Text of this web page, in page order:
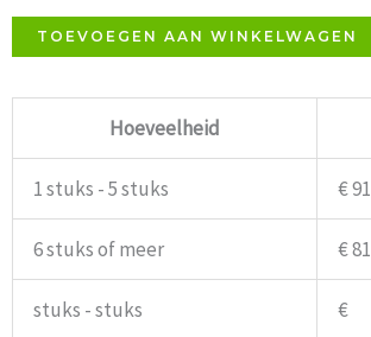
aantal
TOEVOEGEN AAN WINKELWAGEN
Hoeveelheid
1 stuks - 5 stuks € 91
6 stuks of meer € 81
stuks - stuks €